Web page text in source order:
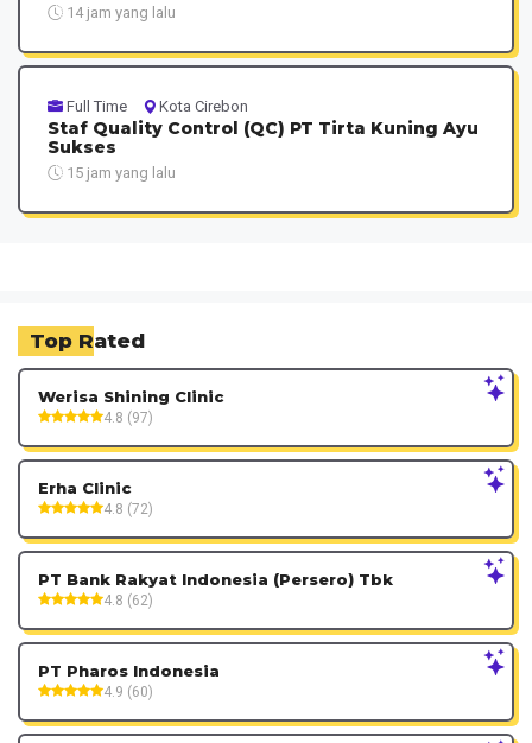
14 jam yang lalu
Full Time Kota Cirebon
Staf Quality Control (QC) PT Tirta Kuning Ayu
Sukses
15 jam yang lalu
Top Rated
Werisa Shining Clinic
4.8 (97)
Erha Clinic
4.8 (72)
PT Bank Rakyat Indonesia (Persero) Tbk
4.8 (62)
PT Pharos Indonesia
4.9 (60)